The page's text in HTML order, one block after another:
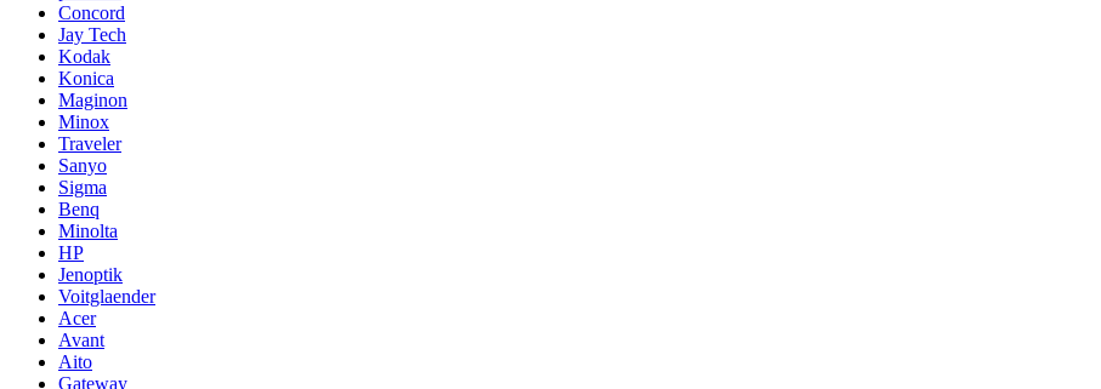
Concord
Jay Tech
Kodak
Konica
Maginon
Minox
Traveler
Sanyo
Sigma
Benq
Minolta
HP
Jenoptik
Voitglaender
Acer
Avant
Aito
Gateway